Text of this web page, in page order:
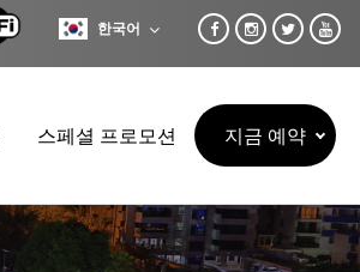
한국어
스페셜 프로모션 지금 예약